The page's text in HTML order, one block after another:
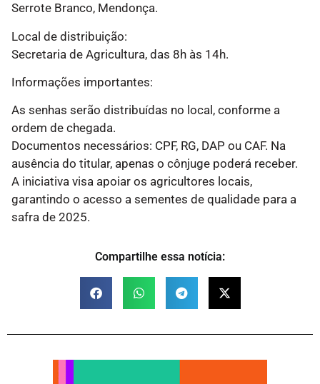
Serrote Branco, Mendonça.
Local de distribuição:
Secretaria de Agricultura, das 8h às 14h.
Informações importantes:
As senhas serão distribuídas no local, conforme a
ordem de chegada.
Documentos necessários: CPF, RG, DAP ou CAF. Na
ausência do titular, apenas o cônjuge poderá receber.
A iniciativa visa apoiar os agricultores locais,
garantindo o acesso a sementes de qualidade para a
safra de 2025.
Compartilhe essa notícia: